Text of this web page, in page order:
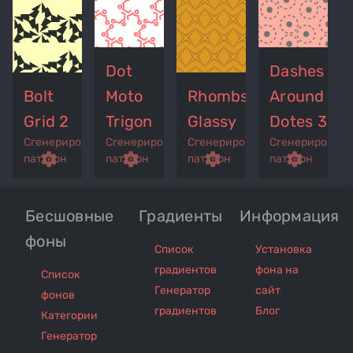
Bolt
Grid 2
Сгенерированный
паттерн
settings
Dot
Moto
Trigon
Сгенерированный
паттерн
remove_red_eye get_app settings
Rhombs
Glassy
Сгенерированный
паттерн
remove_red_eye get_app settings
Dashes
Around
Dotes 3
паттерн
remove_red_eye get_app settings
Бесшовные
фоны
Список
фонов
Категории
Генератор
Градиенты
Список
градиентов
Генератор
градиентов
Информация
Установка
фона на
сайт
Блог